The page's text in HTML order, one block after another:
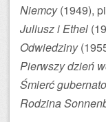
Niemcy(1949),
Juliusz i Ethel
Odwiedziny
Pierwszy dzień
Śmierć
Rodzina